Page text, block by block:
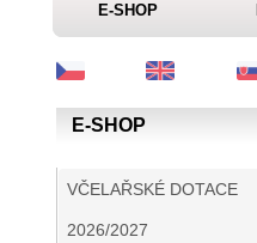
E-SHOP
E-SHOP
VČELAŘSKÉ DOTACE
2026/2027